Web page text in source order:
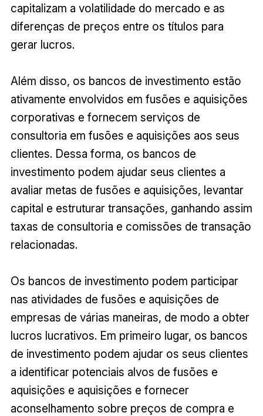
capitalizam a volatilidade do mercado e as
diferenças de preços entre os títulos para
gerar lucros.
Além disso, os bancos de investimento estão
ativamente envolvidos em fusões e aquisições
corporativas e fornecem serviços de
consultoria em fusões e aquisições aos seus
clientes. Dessa forma, os bancos de
investimento podem ajudar seus clientes a
avaliar metas de fusões e aquisições, levantar
capital e estruturar transações, ganhando assim
taxas de consultoria e comissões de transação
relacionadas.
Os bancos de investimento podem participar
nas atividades de fusões e aquisições de
empresas de várias maneiras, de modo a obter
lucros lucrativos. Em primeiro lugar, os bancos
de investimento podem ajudar os seus clientes
a identificar potenciais alvos de fusões e
aquisições e aquisições e fornecer
aconselhamento sobre preços de compra e